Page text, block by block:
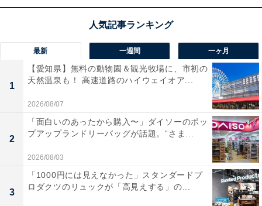
1 2
最新 一週間 一ヶ月
1
【愛知県】無料の動物園＆観光牧場に、市初の
天然温泉も！ 高速道路のハイウェイオア...
2026/08/07
2
「面白いのあったから購入〜」ダイソーのポッ
プアップランドリーバッグが話題。“さま...
2026/08/03
3
「1000円には見えなかった」スタンダードプ
ロダクツのリュックが「高見えする」の...